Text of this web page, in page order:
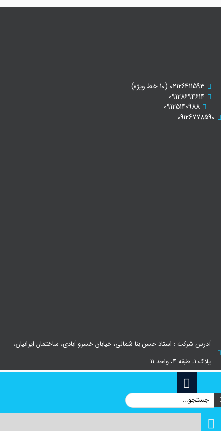
02126411593 (10 خط ویژه)
09128694614
09125140988
09126778590
آدرس شرکت : استاد حسن بنا شمالی، خیابان خسرو آبادی، ساختمان ایرانیان،
پلاک ۱، طبقه ۴، واحد ۱۱